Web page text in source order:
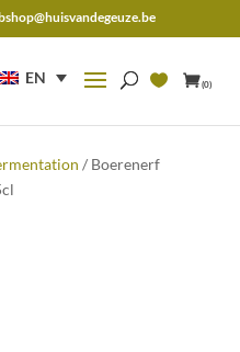
EN (0)
/ Boerenerf